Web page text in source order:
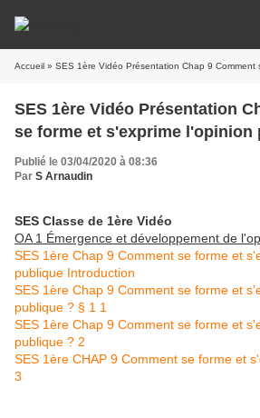
Accueil » SES 1ère Vidéo Présentation Chap 9 Comment se
SES 1ère Vidéo Présentation
se forme et s'exprime l'opinion
Publié le 03/04/2020 à 08:36
Par S Arnaudin
SES Classe de 1ère Vidéo
OA 1 Émergence et développement de
SES 1ère Chap 9 Comment se forme et
publique Introduction
SES 1ère Chap 9 Comment se forme et
publique ? § 1 1
SES 1ère Chap 9 Comment se forme et
publique ? 2
SES 1ère CHAP 9 Comment se forme et
3